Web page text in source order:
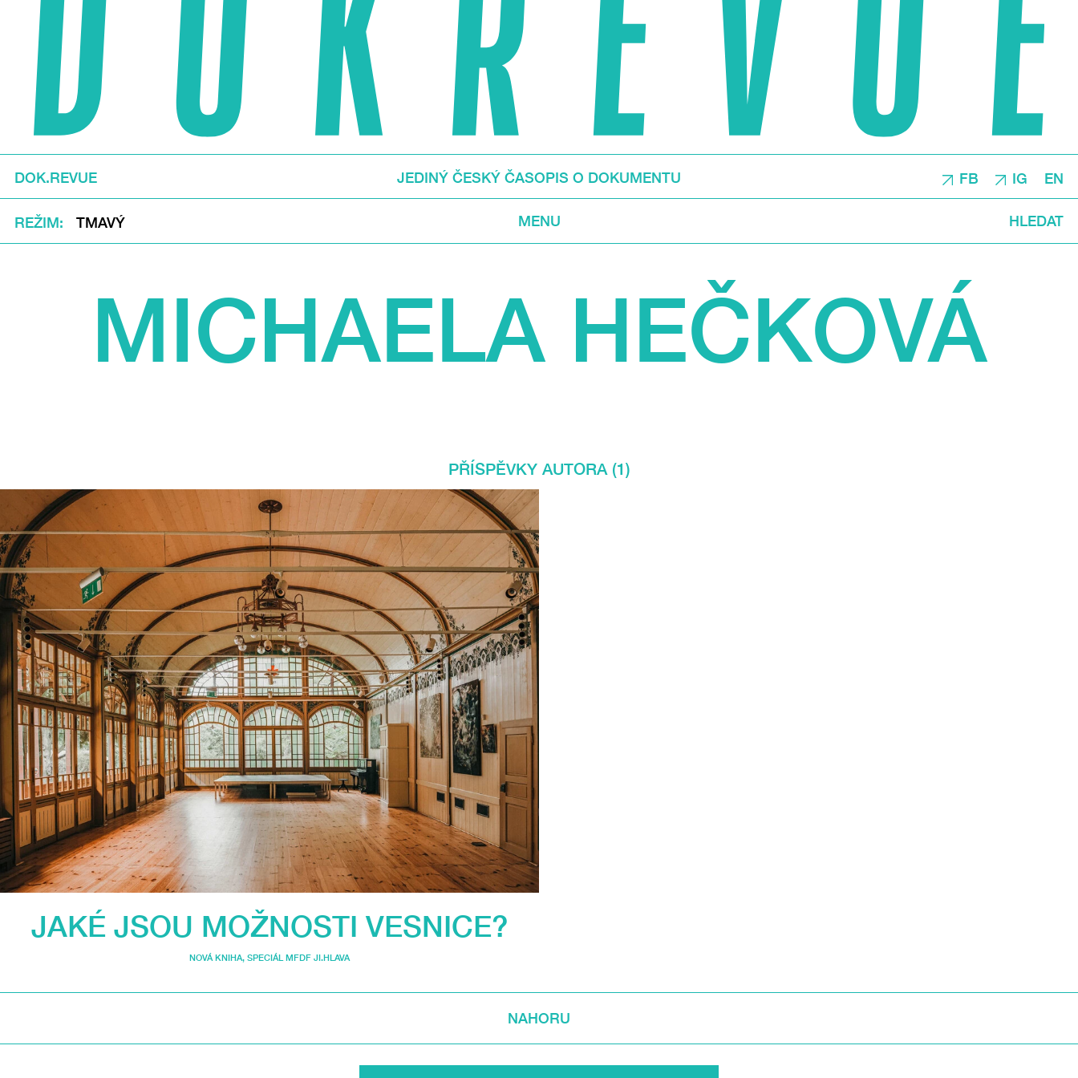
DOK.REVUE JEDINÝ ČESKÝ ČASOPIS O DOKUMENTU FB IG EN
REŽIM TMAVÝ MENU HLEDAT
MICHAELA HEČKOVÁ
PŘÍSPĚVKY AUTORA (1)
JAKÉ JSOU MOŽNOSTI VESNICE?
NOVÁ KNIHA, SPECIÁL MFDF JI.HLAVA
NAHORU